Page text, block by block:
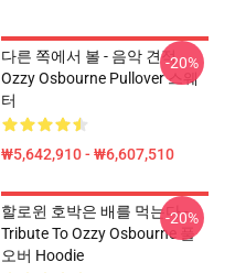
다른 쪽에서 볼 - 음악 견적
Ozzy Osbourne Pullover 스웨
터
₩5,642,910 - ₩6,607,510
-20%
할로윈 호박은 배를 먹는다 -
Tribute To Ozzy Osbourne 풀
오버 Hoodie
-20%